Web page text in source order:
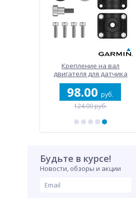
Крепление на вал
двигателя для датчика
Panoptix LVS32
98.00руб.
124.00 руб.
Будьте в курсе!
Новости, обзоры и акции